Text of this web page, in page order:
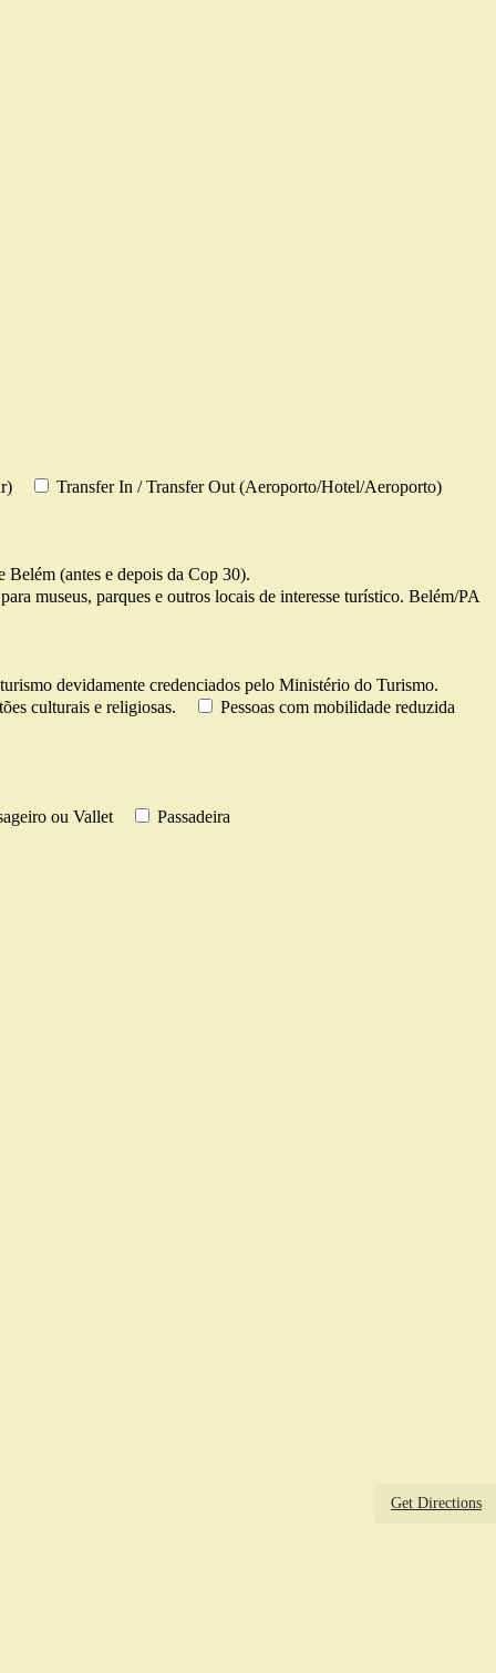
Transfer In / Transfer Out (Aeroporto/Hotel/Aeroporto)
Belém (antes e depois da Cop 30).
museus, parques e outros locais de interesse turístico. Belém/PA
devidamente credenciados pelo Ministério do Turismo.
culturais e religiosas.
Pessoas com mobilidade reduzida
ou Vallet Passadeira
Get Directions